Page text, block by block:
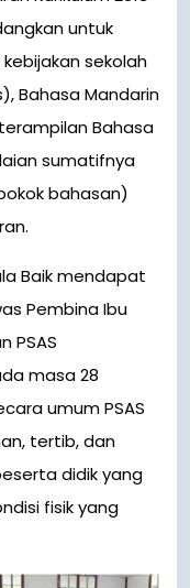
untuk
sekolah
Bahasa Mandarin
Bahasa
sumatifnya
bahasan)
Baik mendapat
Pembina Ibu
PSAS
masa 28
umum PSAS
tertib, dan
didik yang
fisik yang